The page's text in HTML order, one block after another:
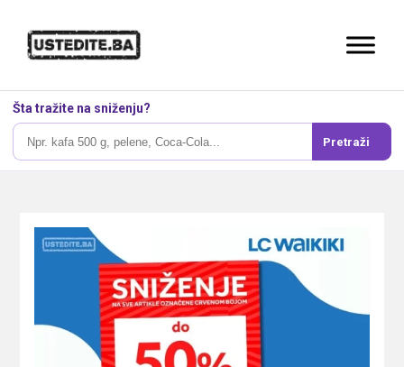
Šta tražite na sniženju?
Pretraži